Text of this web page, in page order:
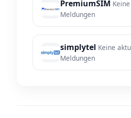
PremiumSIM
Meldungen
simplytel Keine
Meldungen